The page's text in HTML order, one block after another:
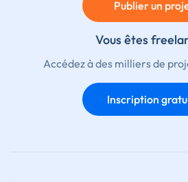
Publier un
Vous êtes
Accédez à des milliers de
Inscription